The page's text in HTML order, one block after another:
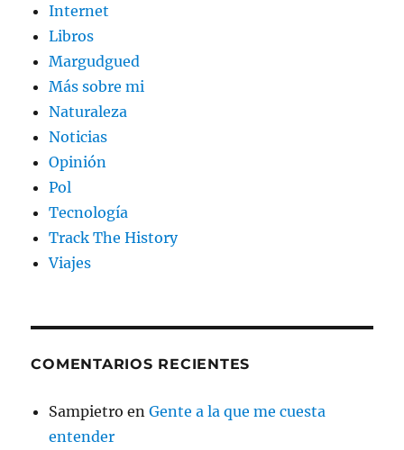
Internet
Libros
Margudgued
Más sobre mi
Naturaleza
Noticias
Opinión
Pol
Tecnología
Track The History
Viajes
COMENTARIOS RECIENTES
Sampietro enGente a la que me cuesta
entender